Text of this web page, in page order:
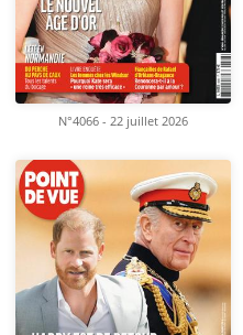
N°4066 - 22 juillet 2026